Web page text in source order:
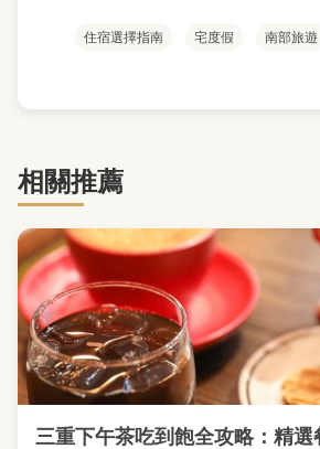
住宿選擇指南 宅度假 南部旅遊
相關推薦
三重下午茶吃到飽全攻略：精